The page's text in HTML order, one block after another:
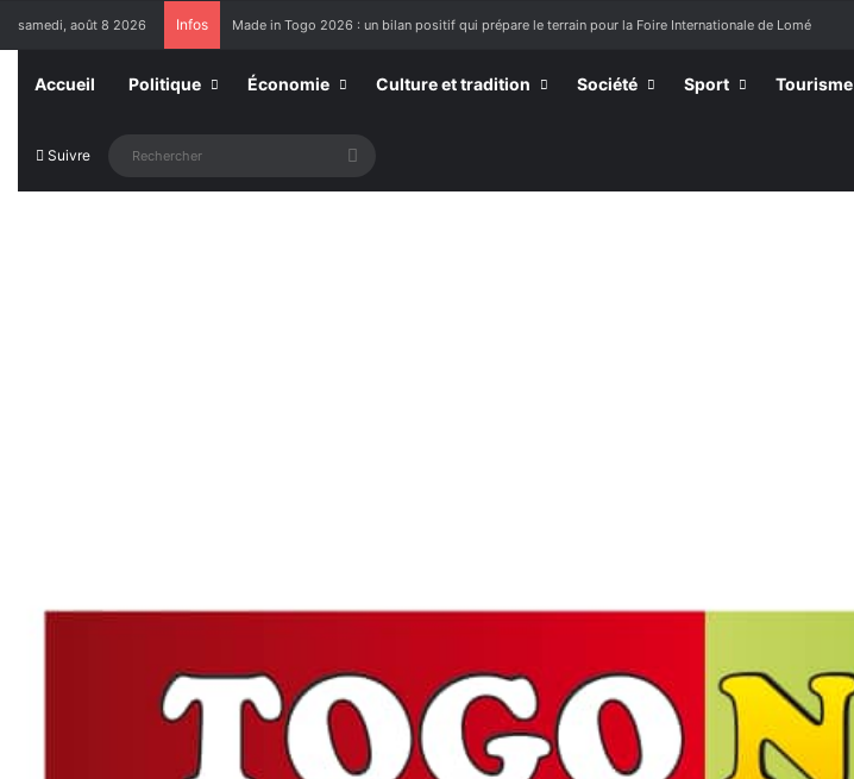
samedi, août 8 2026 Infos Made in Togo 2026 : un bilan positif qui prépare le terrain pour la Foire Internationale de Lomé
Accueil Politique Économie Culture et tradition Société Sport Tourisme
Suivre Rechercher